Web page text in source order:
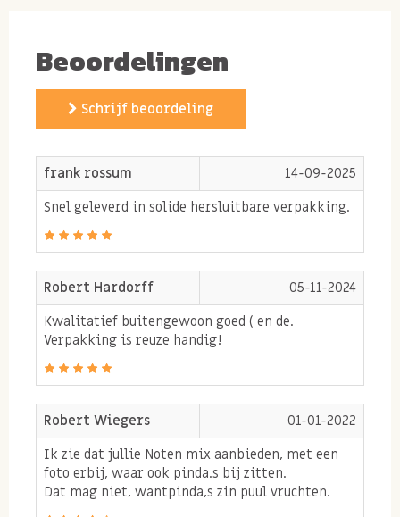
Allergenen:BevatNOTENenPINDA'S
bevatten vanGLUTEN.
Beoordelingen
Schrijf beoordeling
frank rossum
14-09-2025
Snel geleverd in solide hersluitbare verpakking.
Robert Hardorff
05-11-2024
Kwalitatief buitengewoon goed ( en de.
Verpakking is reuze handig!
Robert Wiegers
01-01-2022
Ik zie dat jullie Noten mix aanbieden, met een
foto erbij, waar ook pinda.s bij zitten.
Dat mag niet, wantpinda,s zin puul vruchten.